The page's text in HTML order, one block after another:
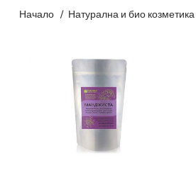
Начало Натурална и био козметика